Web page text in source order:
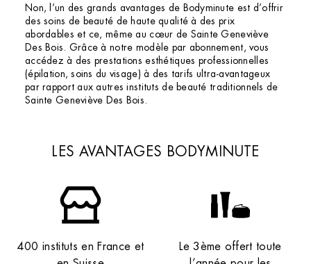
Non, l’un des grands avantages de Bodyminute est d’offrir
des soins de beauté de haute qualité à des prix
abordables et ce, même au cœur de Sainte Geneviève
Des Bois. Grâce à notre modèle par abonnement, vous
accédez à des prestations esthétiques professionnelles
(épilation, soins du visage) à des tarifs ultra-avantageux
par rapport aux autres instituts de beauté traditionnels de
Sainte Geneviève Des Bois.
LES AVANTAGES BODYMINUTE
400 instituts en France et
Le 3ème offert toute